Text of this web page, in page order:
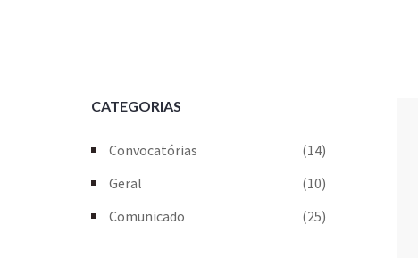
CATEGORIAS
Convocatórias
(14)
Geral
(10)
Comunicado
(25)